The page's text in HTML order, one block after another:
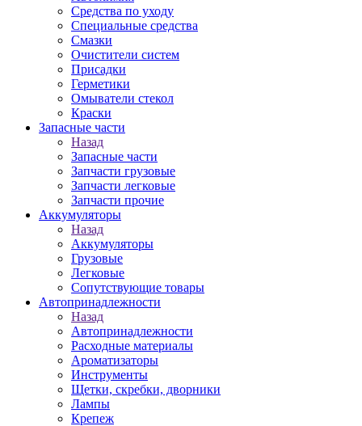
Средства по уходу
Специальные средства
Смазки
Очистители систем
Присадки
Герметики
Омыватели стекол
Краски
Запасные части
Назад
Запасные части
Запчасти грузовые
Запчасти легковые
Запчасти прочие
Аккумуляторы
Назад
Аккумуляторы
Грузовые
Легковые
Сопутствующие товары
Автопринадлежности
Назад
Автопринадлежности
Расходные материалы
Ароматизаторы
Инструменты
Щетки, скребки, дворники
Лампы
Крепеж